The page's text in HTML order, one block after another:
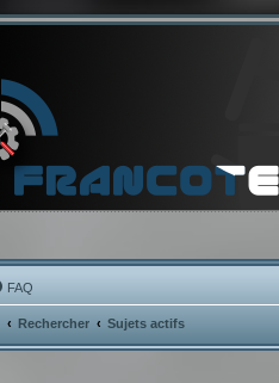
FAQ
Rechercher Sujets actifs